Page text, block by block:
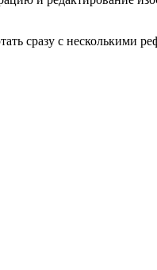
сразу с